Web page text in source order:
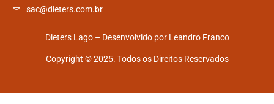
sac@dieters.com.br
Dieters Lago – Desenvolvido por Leandro Franco
Copyright © 2025. Todos os Direitos Reservados